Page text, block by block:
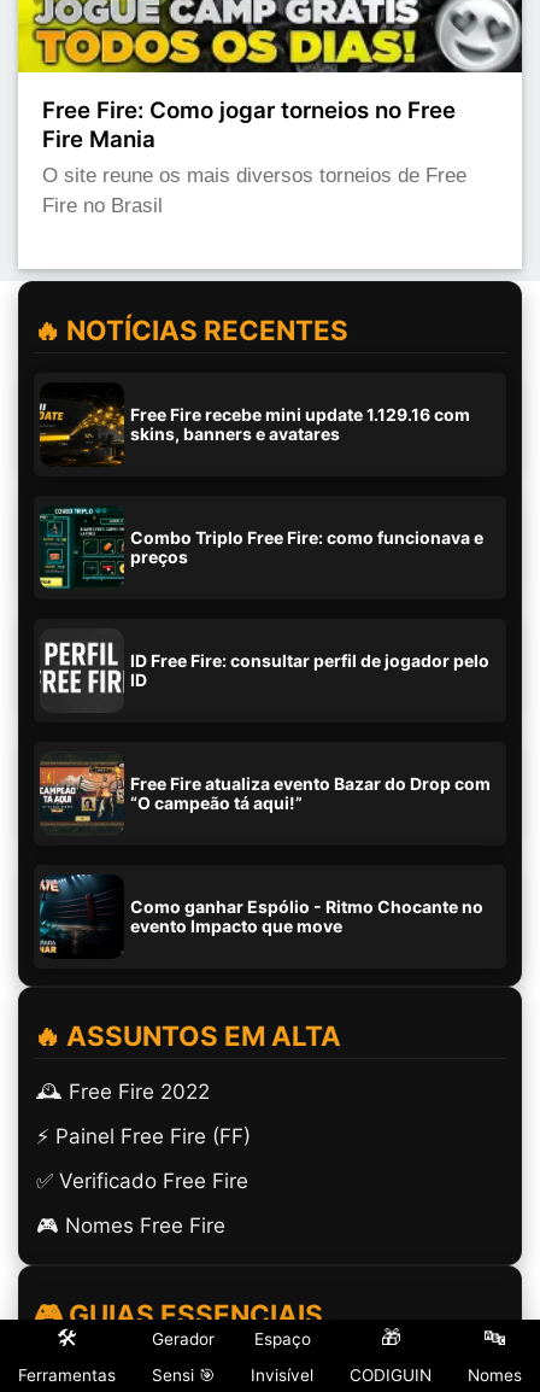
Free Fire: Como jogar torneios no Free
Fire Mania
O site reune os mais diversos torneios de Free
Fire no Brasil
🔥 NOTÍCIAS RECENTES
Free Fire recebe mini update 1.129.16 com
skins, banners e avatares
Combo Triplo Free Fire: como funcionava e
preços
ID Free Fire: consultar perfil de jogador pelo
ID
Free Fire atualiza evento Bazar do Drop com
“O campeão tá aqui!”
Como ganhar Espólio - Ritmo Chocante no
evento Impacto que move
🔥 ASSUNTOS EM ALTA
🕰️ Free Fire 2022
⚡ Painel Free Fire (FF)
✅ Verificado Free Fire
🎮 Nomes Free Fire
🎮 GUIAS ESSENCIAIS
(ㅤ) Espaço Invisível
🛠️
Ferramentas
Gerador
Sensi 🎯
Espaço
Invisível
🎁
CODIGUIN
🔤
Nomes